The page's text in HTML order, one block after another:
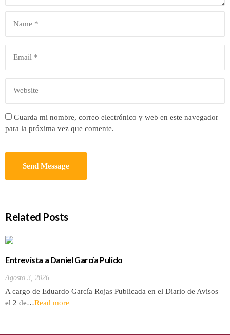
Guarda mi nombre, correo electrónico y web en este navegador
para la próxima vez que comente.
Related Posts
Entrevista a Daniel García Pulido
Agosto 3, 2026
A cargo de Eduardo García Rojas Publicada en el Diario de Avisos
el 2 de…Read more